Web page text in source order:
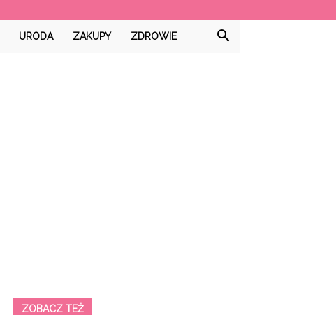
URODA ZAKUPY ZDROWIE
ZOBACZ TEŻ